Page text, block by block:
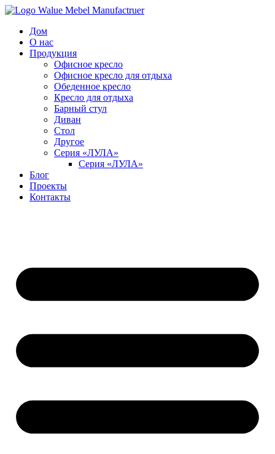
Перейти
содержимому
Дом
О нас
Продукция
Офисное кресло
Офисное кресло для отдыха
Обеденное кресло
Кресло для отдыха
Барный стул
Диван
Стол
Другое
Серия «ЛУЛА»
Серия «ЛУЛА»
Блог
Проекты
Контакты